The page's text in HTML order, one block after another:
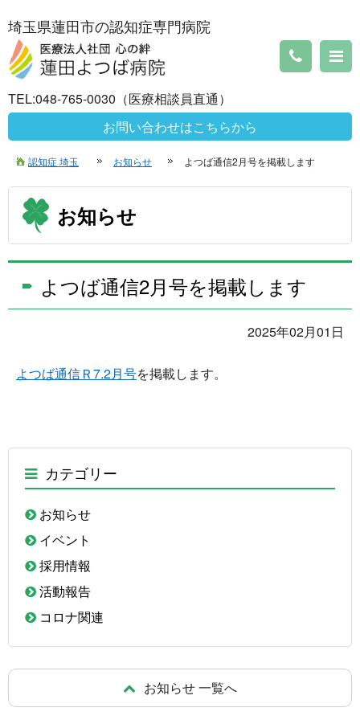
埼玉県蓮田市の認知症専門病院
TEL:048-765-0030（医療相談員直通）
お問い合わせはこちらから
認知症 埼玉 お知らせ よつば通信2月号を掲載します
お知らせ
よつば通信2月号を掲載します
2025年02月01日
よつば通信Ｒ7.2月号を掲載します。
カテゴリー
お知らせ
イベント
採用情報
活動報告
コロナ関連
お知らせ 一覧へ